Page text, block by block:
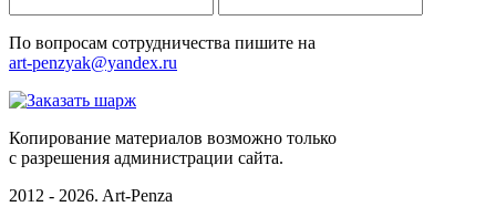
По вопросам сотрудничества пишите на
art-penzyak@yandex.ru
Копирование материалов возможно только
c разрешения администрации сайта.
2012 - 2026. Art-Penza